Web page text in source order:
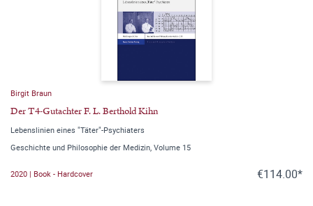
Birgit Braun
Der T4-Gutachter F. L. Berthold Kihn
Lebenslinien eines "Täter"-Psychiaters
Geschichte und Philosophie der Medizin, Volume 15
2020 | Book - Hardcover €114.00*